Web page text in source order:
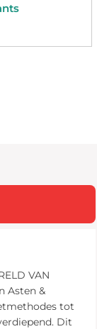
VAN
Asten &
tot
Dit